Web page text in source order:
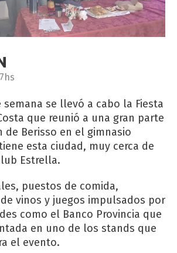
se llevó a cabo la Fiesta
que reunió a una gran parte
de Berisso en el gimnasio
esta ciudad, muy cerca de
Estrella.
puestos de comida,
vinos y juegos impulsados por
como el Banco Provincia que
en uno de los stands que
el evento.